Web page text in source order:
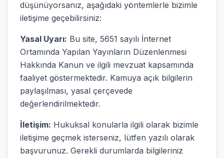
düşünüyorsanız, aşağıdaki yöntemlerle bizimle
iletişime geçebilirsiniz:
Yasal Uyarı: Bu site, 5651 sayılı İnternet
Ortamında Yapılan Yayınların Düzenlenmesi
Hakkında Kanun ve ilgili mevzuat kapsamında
faaliyet göstermektedir. Kamuya açık bilgilerin
paylaşılması, yasal çerçevede
değerlendirilmektedir.
İletişim: Hukuksal konularla ilgili olarak bizimle
iletişime geçmek isterseniz, lütfen yazılı olarak
başvurunuz. Gerekli durumlarda bilgileriniz